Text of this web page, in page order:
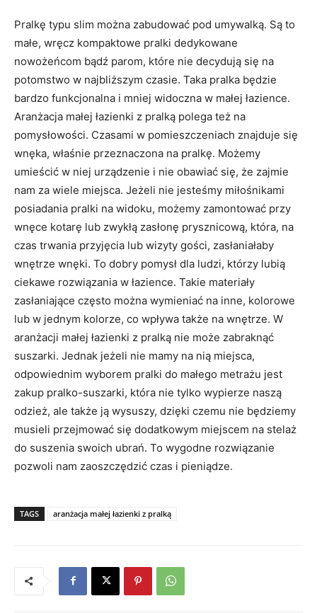
Pralkę typu slim można zabudować pod umywalką. Są to
małe, wręcz kompaktowe pralki dedykowane
nowożeńcom bądź parom, które nie decydują się na
potomstwo w najbliższym czasie. Taka pralka będzie
bardzo funkcjonalna i mniej widoczna w małej łazience.
Aranżacja małej łazienki z pralką polega też na
pomysłowości. Czasami w pomieszczeniach znajduje się
wnęka, właśnie przeznaczona na pralkę. Możemy
umieścić w niej urządzenie i nie obawiać się, że zajmie
nam za wiele miejsca. Jeżeli nie jesteśmy miłośnikami
posiadania pralki na widoku, możemy zamontować przy
wnęce kotarę lub zwykłą zasłonę prysznicową, która, na
czas trwania przyjęcia lub wizyty gości, zasłaniałaby
wnętrze wnęki. To dobry pomysł dla ludzi, którzy lubią
ciekawe rozwiązania w łazience. Takie materiały
zasłaniające często można wymieniać na inne, kolorowe
lub w jednym kolorze, co wpływa także na wnętrze. W
aranżacji małej łazienki z pralką nie może zabraknąć
suszarki. Jednak jeżeli nie mamy na nią miejsca,
odpowiednim wyborem pralki do małego metrażu jest
zakup pralko-suszarki, która nie tylko wypierze naszą
odzież, ale także ją wysuszy, dzięki czemu nie będziemy
musieli przejmować się dodatkowym miejscem na stelaż
do suszenia swoich ubrań. To wygodne rozwiązanie
pozwoli nam zaoszczędzić czas i pieniądze.
TAGS aranżacja małej łazienki z pralką